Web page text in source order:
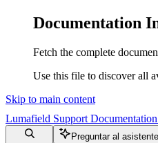
Documentation
Fetch the complete
Use this file to discover all
Skip to main content
Lumafield Support Documentation
Preguntar al asistente